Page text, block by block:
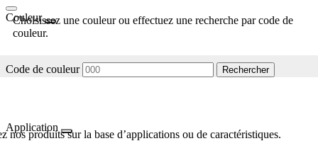
Couleur
Choisissez une couleur ou effectuez une recherche par code de
couleur.
Code de couleur Rechercher
Application
nos produits sur la base d’applications ou de caractéristiques.